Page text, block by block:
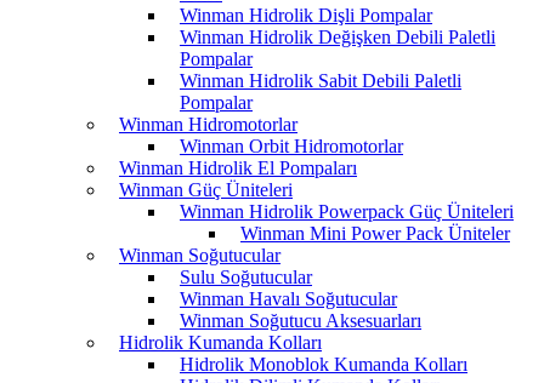
Winman Hidrolik Dişli Pompalar
Winman Hidrolik Değişken Debili Paletli
Pompalar
Winman Hidrolik Sabit Debili Paletli
Pompalar
Winman Hidromotorlar
Winman Orbit Hidromotorlar
Winman Hidrolik El Pompaları
Winman Güç Üniteleri
Winman Hidrolik Powerpack Güç Üniteleri
Winman Mini Power Pack Üniteler
Winman Soğutucular
Sulu Soğutucular
Winman Havalı Soğutucular
Winman Soğutucu Aksesuarları
Hidrolik Kumanda Kolları
Hidrolik Monoblok Kumanda Kolları